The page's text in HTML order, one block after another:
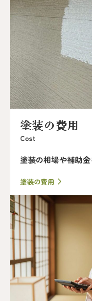
塗装の費用
Cost
塗装の相場や補助
塗装の費用